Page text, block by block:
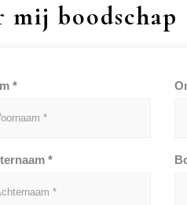
mij boodschap
*
*